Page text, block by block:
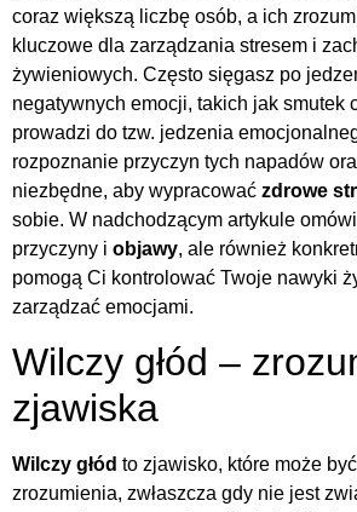
coraz większą liczbę osób, a ich
kluczowe dla zarządzania stresem i
żywieniowych. Często sięgasz po
negatywnych emocji, takich jak smutek
prowadzi do tzw. jedzenia
rozpoznanie przyczyn tych napadów
niezbędne, aby wypracować zdrowe
sobie. W nadchodzącym artykule
przyczyny i objawy, ale również
pomogą Ci kontrolować Twoje nawyki
zarządzać emocjami.
Wilczy głód –
zjawiska
Wilczy głód to zjawisko, które może
zrozumienia, zwłaszcza gdy nie jest